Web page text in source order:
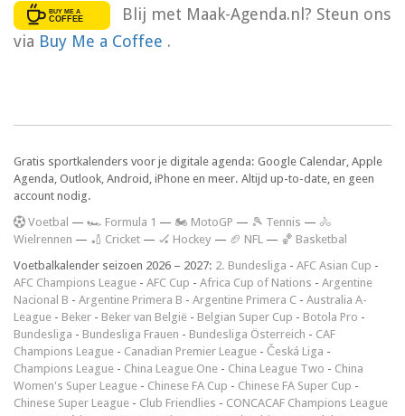
Blij met Maak-Agenda.nl? Steun ons
via Buy Me a Coffee .
Gratis sportkalenders voor je digitale agenda: Google Calendar, Apple
Agenda, Outlook, Android, iPhone en meer. Altijd up-to-date, en geen
account nodig.
Voetbal — 🏎️ Formula 1 — 🏍 MotoGP — 🎾 Tennis — 🚴
Wielrennen — 🏏 Cricket — 🏑 Hockey — 🏈 NFL — 🏀 Basketbal
Voetbalkalender seizoen 2026 – 2027: 2. Bundesliga - AFC Asian Cup -
AFC Champions League - AFC Cup - Africa Cup of Nations - Argentine
Nacional B - Argentine Primera B - Argentine Primera C - Australia A-
League - Beker - Beker van België - Belgian Super Cup - Botola Pro -
Bundesliga - Bundesliga Frauen - Bundesliga Österreich - CAF
Champions League - Canadian Premier League - Česká Liga -
Champions League - China League One - China League Two - China
Women's Super League - Chinese FA Cup - Chinese FA Super Cup -
Chinese Super League - Club Friendlies - CONCACAF Champions League